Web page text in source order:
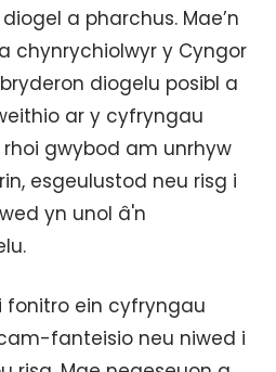
a pharchus. Mae’n
chynrychiolwyr y Cyngor
diogelu posibl a
ar y cyfryngau
gwybod am unrhyw
esgeulustod neu risg i
yn unol â'n
fonitro ein cyfryngau
fanteisio neu niwed i